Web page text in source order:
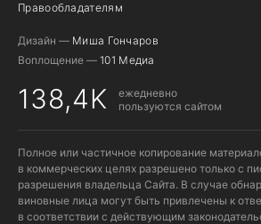
Правообладателям
Дизайн — Миша Гончаров
Воплощение — 101 Медиа
138,4K
ежедневно
пользуются сайтом
Полное или частичное копирование
в коммерческих целях разрешено только с
разрешения владельца Сайта. В случае
виновные лица могут быть привлечены к
в соответствии с действующим